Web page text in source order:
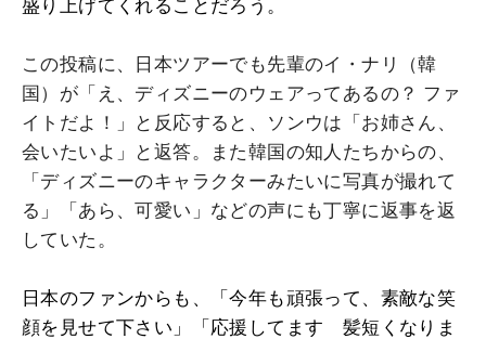
盛り上げてくれることだろう。
この投稿に、日本ツアーでも先輩のイ・ナリ（韓
国）が「え、 ディズニーのウェアってあるの？ ファ
イトだよ！」と反応すると、ソンウは「お姉さん、
会いたいよ」と返答。また韓国の知人たちからの、
「ディズニーのキャラクターみたいに写真が撮れて
る」「あら、可愛い」などの声にも丁寧に返事を返
していた。
日本のファンからも、「今年も頑張って、素敵な笑
顔を見せて下さい」「応援してます 髪短くなりま